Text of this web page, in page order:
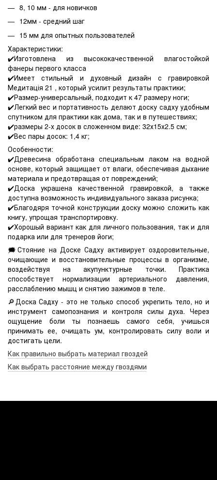
8, 10 мм - для новичков
12мм - средний шаг
15 мм для опытных пользователей
Характеристики:
✔️Изготовлена из высококачественной влагостойкой
фанеры первого класса
✔️Имеет стильный и духовный дизайн с гравировкой
Медитація 21 , который усилит результаты практики;
✔️Размер-универсальный, подходит к 47 размеру ноги;
✔️Легкий вес и портативность делают доску садху удобным
спутником для практики как дома, так и в путешествиях;
✔️размеры 2-х досок в сложенном виде: 32х15х2.5 см;
✔️Вес пары досок: 1,4 кг;
Особенности:
✔️Древесина обработана специальным лаком на водной
основе, который защищает от влаги, обеспечивая дыхание
материала и предотвращая от повреждений;
✔️Доска украшена качественной гравировкой, а также
доступна возможность индивидуального заказа рисунка;
✔️Благодяря точной конструкции доску можно сложить как
книгу, упрощая транспортировку.
✔️Хорошый вариант как для личного пользования, так и для
подарка или для тренеров йоги;
🗯Стояние на Доске Садху активирует оздоровительные,
очищающие и восстановительные процессы в организме,
воздействуя на акупунктурные точки. Практика
способствует нормализации артериального давления,
расслаблению мышц и снятию зажимов в теле.
🔎Доска Садху - это не только способ укрепить тело, но и
инструмент самопознания и контроля силы духа. Через
ощущение боли ты познаешь самого себя, учишься
принимать ее, очищать ум, контролировать силу воли и
достигать цели.
Как правильно выбрать материал гвоздей
Как выбрать расстояние между гвоздями